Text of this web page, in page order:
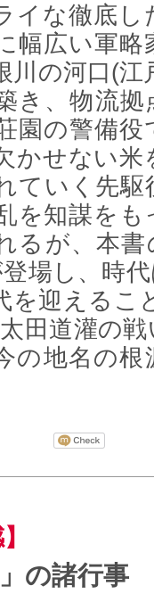
イな徹底
幅広い軍
川の河口(
き、物流
園の警備
かせない
ていく先
を知謀を
るが、本
場し、時
を迎えるこ
田道灌の
の地名の
の諸行事